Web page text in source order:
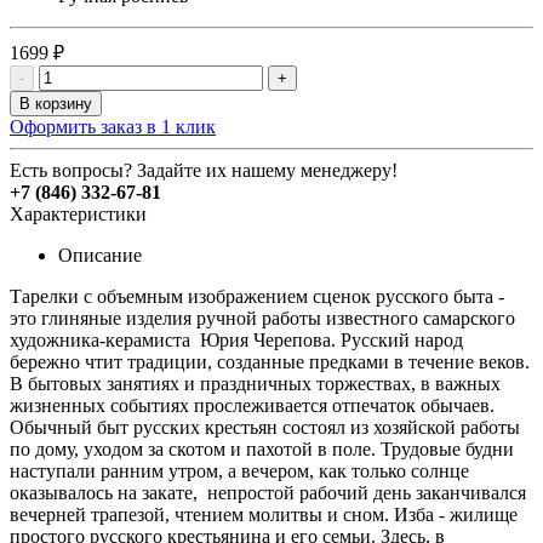
1699 ₽
-
+
В корзину
Оформить заказ в 1 клик
Есть вопросы? Задайте их нашему менеджеру!
+7 (846) 332-67-81
Характеристики
Описание
Тарелки с объемным изображением сценок русского быта -
это глиняные изделия ручной работы известного самарского
художника-керамиста Юрия Черепова. Русский народ
бережно чтит традиции, созданные предками в течение веков.
В бытовых занятиях и праздничных торжествах, в важных
жизненных событиях прослеживается отпечаток обычаев.
Обычный быт русских крестьян состоял из хозяйской работы
по дому, уходом за скотом и пахотой в поле. Трудовые будни
наступали ранним утром, а вечером, как только солнце
оказывалось на закате, непростой рабочий день заканчивался
вечерней трапезой, чтением молитвы и сном. Изба - жилище
простого русского крестьянина и его семьи. Здесь, в